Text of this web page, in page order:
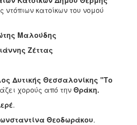
ντόπιων κατοίκων του νομού
Μαλούδης
Ζέττας
Δυτικής Θεσσαλονίκης "Το
χορούς από τηνΘράκη.
.
Θεοδωράκου.